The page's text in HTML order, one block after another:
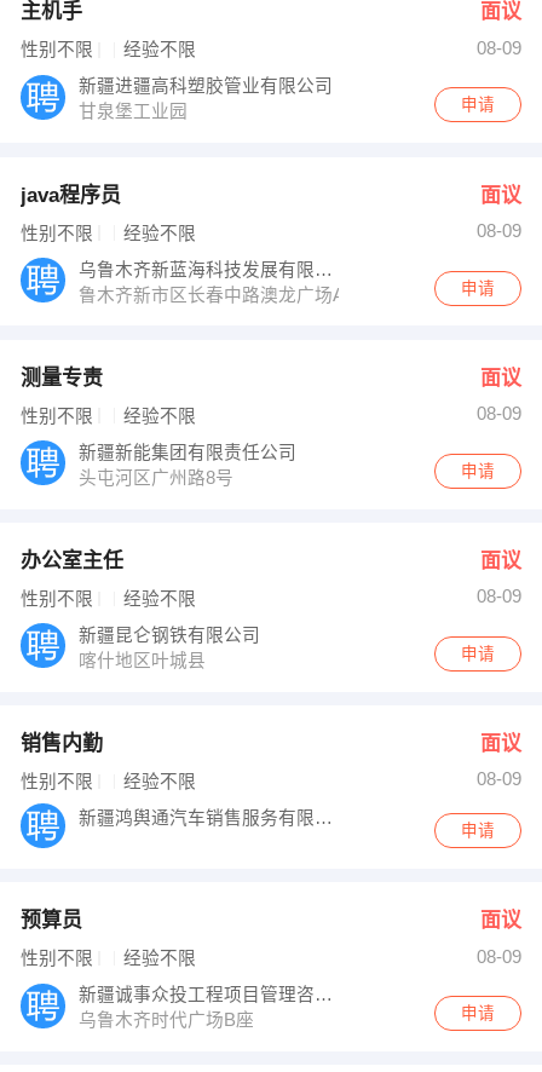
主机手 面议
性别不限 经验不限
08-09
新疆进疆高科塑胶管业有限公司
甘泉堡工业园
申请
java程序员 面议
性别不限 经验不限
08-09
乌鲁木齐新蓝海科技发展有限公司
鲁木齐新市区长春中路澳龙广场A座12楼
申请
测量专责 面议
性别不限 经验不限
08-09
新疆新能集团有限责任公司
头屯河区广州路8号
申请
办公室主任 面议
性别不限 经验不限
08-09
新疆昆仑钢铁有限公司
喀什地区叶城县
申请
销售内勤 面议
性别不限 经验不限
08-09
新疆鸿舆通汽车销售服务有限公司
申请
预算员 面议
性别不限 经验不限
08-09
新疆诚事众投工程项目管理咨询有限公司
乌鲁木齐时代广场B座
申请